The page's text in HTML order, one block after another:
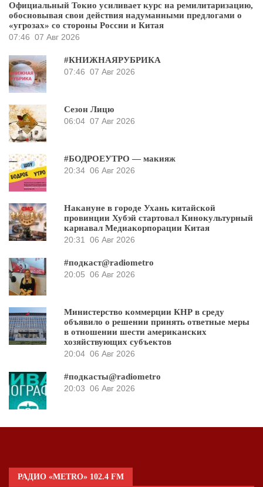
Официальный Токио усиливает курс на ремилитаризацию,
обосновывая свои действия надуманными предлогами о
«угрозах» со стороны России и Китая
07:46 07 Авг 2026
#КНИЖНАЯРУБРИКА
07:46 07 Авг 2026
Сезон Лицю
06:04 07 Авг 2026
#БОДРОЕУТРО — макияж
20:34 06 Авг 2026
Накануне в городе Ухань китайской
провинции Хубэй стартовал Кинокультурный
карнавал Медиакорпорации Китая
20:31
06 Авг 2026
#подкаст@radiometro
20:05 06 Авг 2026
Министерство коммерции КНР в среду
объявило о решении принять ответные меры
в отношении шести американских
хозяйствующих субъектов
20:04 06 Авг 2026
#подкасты@radiometro
20:03 06 Авг 2026
РАДИО «METRO» 102.4 FM